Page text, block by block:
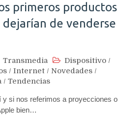
primeros productos
de venderse
Transmedia Dispositivo /
/ Internet / Novedades /
/ Tendencias
si nos referimos a proyecciones o
bien…